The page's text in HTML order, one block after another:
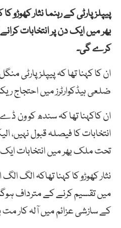
پیپلز پارٹی کے رہنما نثار
کرے گی۔
ان کا کہنا تھا کہ پیپلزپارٹی
ضلعی ہیڈکوارٹرز میں احتجاج
ان کاکہنا تھا کہ سندھ کو ون
تحت ملک بھر میں انتخابات ایک
میں تقسیم کرنے کے مترداف
کے سازشی عزائم میں آلہ کار مت